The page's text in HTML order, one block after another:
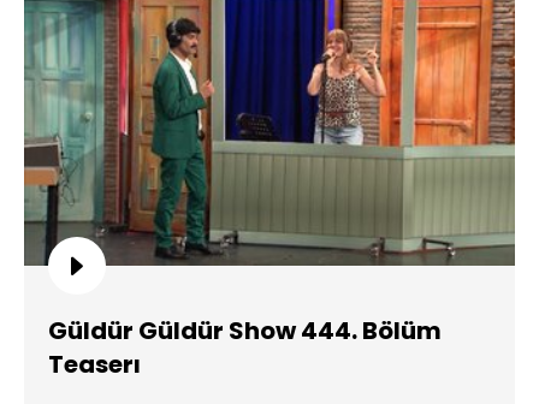
Güldür Güldür Show 444. Bölüm
Teaserı